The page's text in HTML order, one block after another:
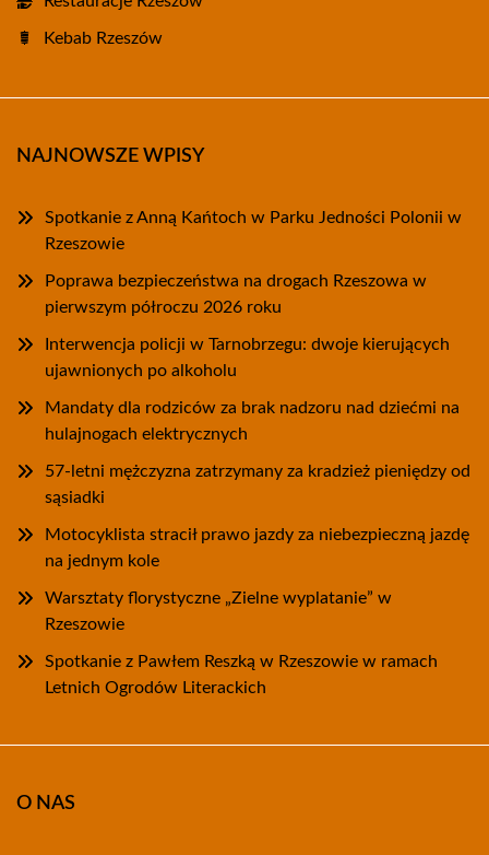
Kebab Rzeszów
NAJNOWSZE WPISY
Spotkanie z Anną Kańtoch w Parku Jedności Polonii w
Rzeszowie
Poprawa bezpieczeństwa na drogach Rzeszowa w
pierwszym półroczu 2026 roku
Interwencja policji w Tarnobrzegu: dwoje kierujących
ujawnionych po alkoholu
Mandaty dla rodziców za brak nadzoru nad dziećmi na
hulajnogach elektrycznych
57-letni mężczyzna zatrzymany za kradzież pieniędzy od
sąsiadki
Motocyklista stracił prawo jazdy za niebezpieczną jazdę
na jednym kole
Warsztaty florystyczne „Zielne wyplatanie” w
Rzeszowie
Spotkanie z Pawłem Reszką w Rzeszowie w ramach
Letnich Ogrodów Literackich
O NAS